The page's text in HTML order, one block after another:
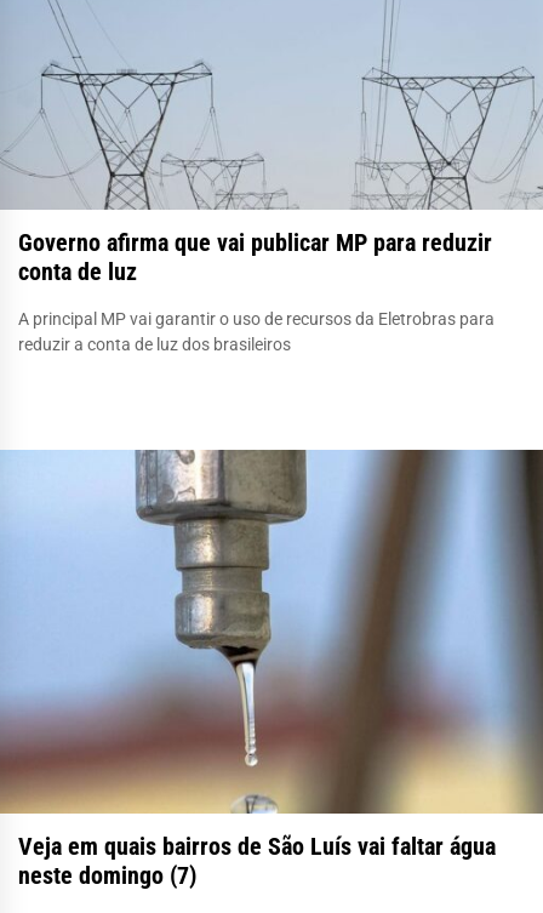
Governo afirma que vai publicar MP para reduzir
conta de luz
A principal MP vai garantir o uso de recursos da Eletrobras para
reduzir a conta de luz dos brasileiros
Veja em quais bairros de São Luís vai faltar água
neste domingo (7)